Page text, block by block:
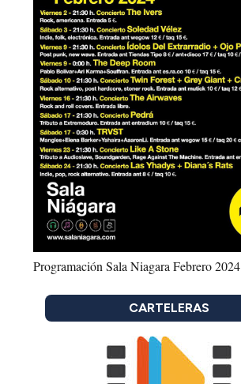
Programación Sala Niagara Febrero 2024
CARTELERAS